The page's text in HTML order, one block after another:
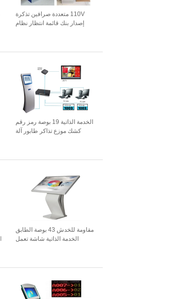
110V متعددة صرافين تذكرة
إصدار بنك قائمة انتظار نظام
الخدمة الذاتية 19 بوصة رمز رقم
كشك موزع تذاكر طابور آلة
مقاومة للخدش 43 بوصة الطابق
الخدمة الذاتية شاشة تعمل